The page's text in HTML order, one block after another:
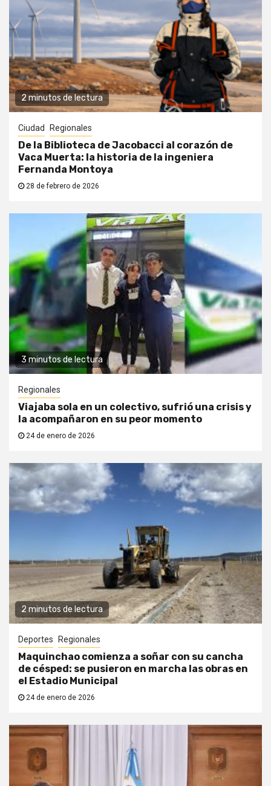
2 minutos de lectura
Ciudad Regionales
De la Biblioteca de Jacobacci al corazón de
Vaca Muerta: la historia de la ingeniera
Fernanda Montoya
28 de febrero de 2026
3 minutos de lectura
Regionales
Viajaba sola en un colectivo, sufrió una crisis y
la acompañaron en su peor momento
24 de enero de 2026
2 minutos de lectura
Deportes Regionales
Maquinchao comienza a soñar con su cancha
de césped: se pusieron en marcha las obras en
el Estadio Municipal
24 de enero de 2026